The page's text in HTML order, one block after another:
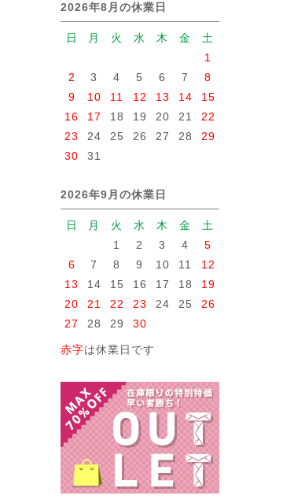
2026年8月の休業日
日 月 火 水 木 金
土
1
2
3 4 5 6 7
8
9
10 11 12 13 14
15
16
17 18 19 20 21
22
23
24 25 26 27 28
29
30
31
2026年9月の休業日
日 月 火 水 木 金
土
1
2 3 4
5
6
7 8 9 10 11
12
13
14 15 16 17 18
19
20
21 22 23 24 25
26
27
28 29 30
赤字は休業日です